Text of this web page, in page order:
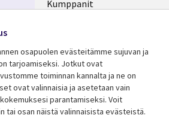
Kumppanit
Lisätietoa
osapuolen evästeitämme sujuvan ja
tarjoamiseksi. Jotkut ovat
toiminnan kannalta ja ne on
ovat valinnaisia ​​ja asetetaan vain
parantamiseksi. Voit
tai osan näistä valinnaisista evästeistä.